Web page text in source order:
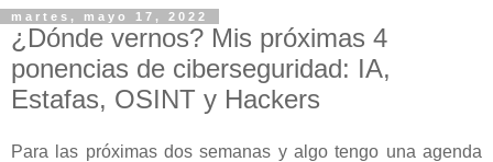
martes, mayo 17, 2022
¿Dónde vernos? Mis próximas 4
ponencias de ciberseguridad: IA,
Estafas, OSINT y Hackers
Para las próximas dos semanas y algo tengo una agenda